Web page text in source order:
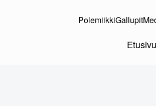
PolemiikkiGallupit
Etusivu